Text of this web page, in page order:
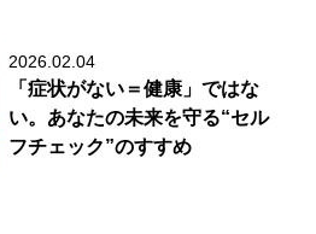
2026.02.04
「症状がない＝健康」ではな
い。あなたの未来を守る“セル
フチェック”のすすめ